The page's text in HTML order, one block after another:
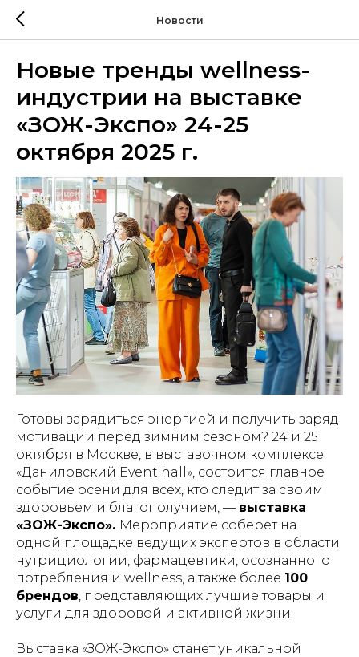
Новости
Новые тренды wellness-
индустрии на выставке
«ЗОЖ-Экспо» 24-25
октября 2025 г.
Готовы зарядиться энергией и получить заряд
мотивации перед зимним сезоном? 24 и 25
октября в Москве, в выставочном комплексе
«Даниловский Event hall», состоится главное
событие осени для всех, кто следит за своим
здоровьем и благополучием, — выставка
«ЗОЖ-Экспо». Мероприятие соберет на
одной площадке ведущих экспертов в области
нутрициологии, фармацевтики, осознанного
потребления и wellness, а также более 100
брендов , представляющих лучшие товары и
услуги для здоровой и активной жизни.
Выставка «ЗОЖ-Экспо» станет уникальной